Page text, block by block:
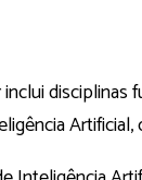
disciplinas
Artificial,